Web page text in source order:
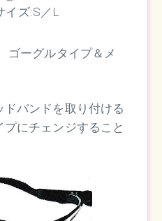
ズ:S／L
ーグルタイプ＆メ
バンドを取り付ける
にチェンジすること